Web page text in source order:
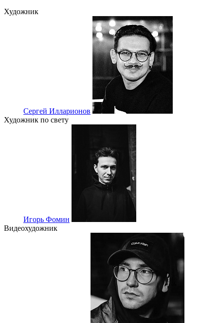
Художник
Сергей Илларионов
Художник по свету
Игорь Фомин
Видеохудожник